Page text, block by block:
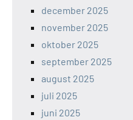
december 2025
november 2025
oktober 2025
september 2025
august 2025
juli 2025
juni 2025